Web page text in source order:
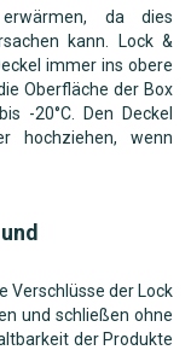
da dies
kann. Lock &
immer ins obere
Oberfläche der Box
-20°C. Den Deckel
hochziehen, wenn
Verschlüsse der Lock
und schließen ohne
der Produkte